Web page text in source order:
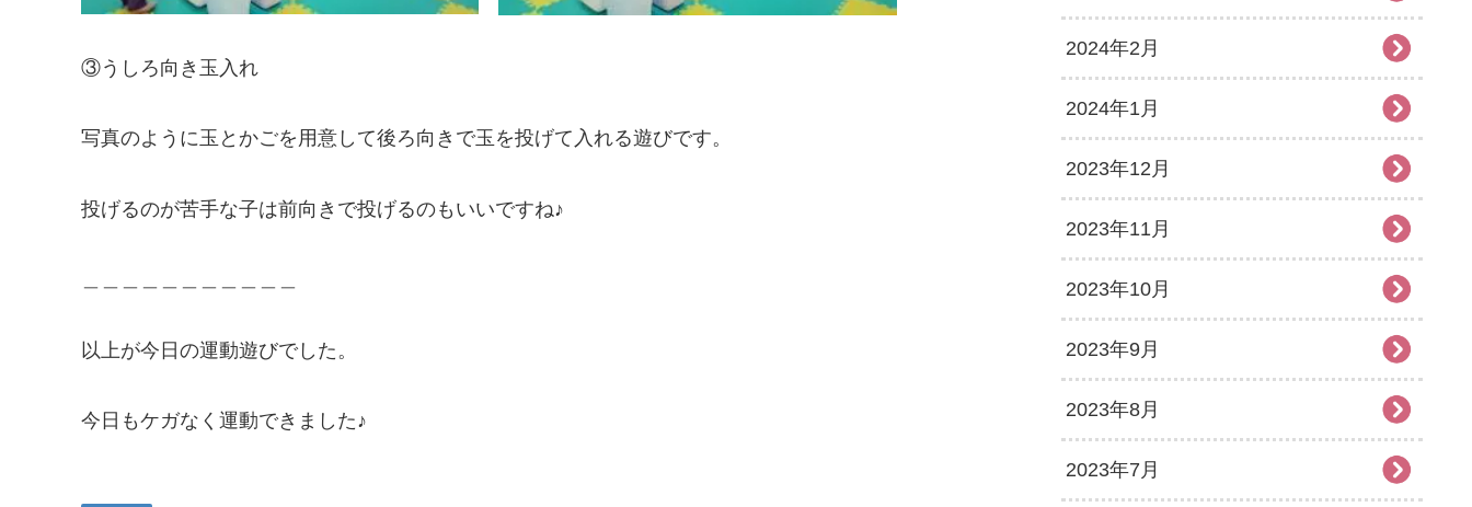
③うしろ向き玉入れ
写真のように玉とかごを用意して後ろ向きで玉を投げて入れる遊びです。
投げるのが苦手な子は前向きで投げるのもいいですね♪
以上が今日の運動遊びでした。
今日もケガなく運動できました♪
2024年2月
2024年1月
2023年12月
2023年11月
2023年10月
2023年9月
2023年8月
2023年7月